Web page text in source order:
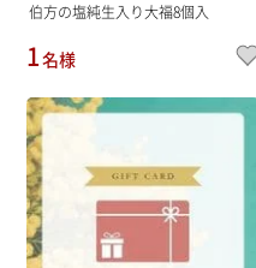
伯方の塩純生入り大福8個入
1名様